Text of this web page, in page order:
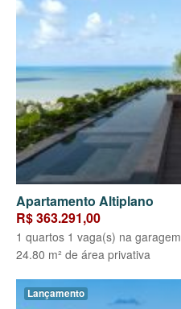
Apartamento Altiplano
R$ 363.291,00
1 quartos 1 vaga(s) na garagem
24.80 m² de área privativa
Lançamento